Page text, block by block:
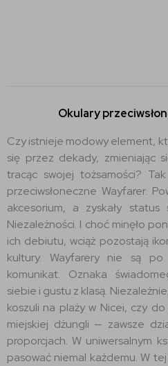
Okulary
Czy istnieje modowy element,
się przez dekady, zmieniając
tracąc swojej tożsamości?
przeciwsłoneczne Wayfarer.
akcesorium, a zyskały status
Niezależności. I choć minęło
ich debiutu, wciąż pozostają
kultury. Wayfarery nie są
komunikat. Oznaka
siebie i gustu z klasą.
koszuli na plaży w Nicei, czy
miejskiej dżungli — zawsze
proporcjach. W uniwersalnym
pasować niemal każdemu. W